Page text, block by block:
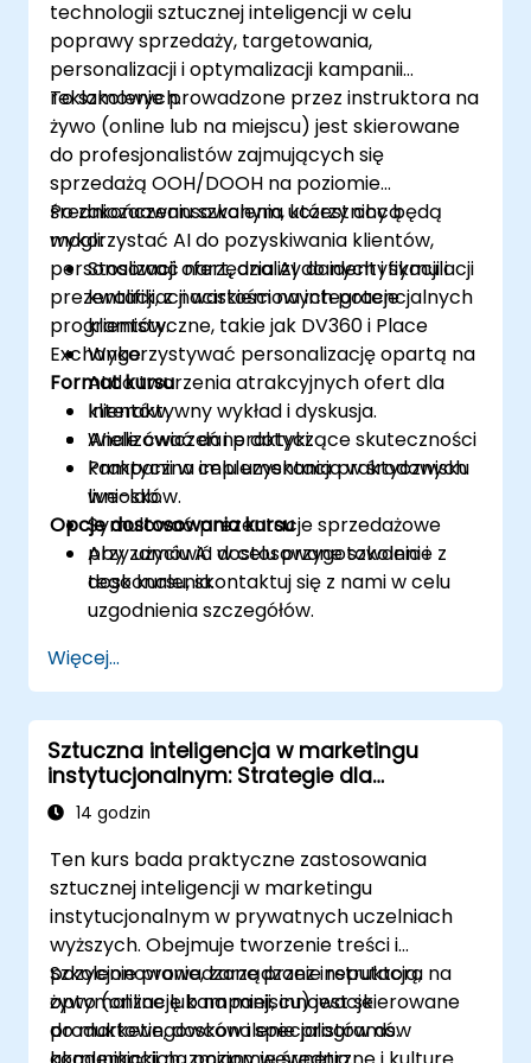
technologii sztucznej inteligencji w celu
poprawy sprzedaży, targetowania,
personalizacji i optymalizacji kampanii
reklamowych.
To szkolenie prowadzone przez instruktora na
żywo (online lub na miejscu) jest skierowane
do profesjonalistów zajmujących się
sprzedażą OOH/DOOH na poziomie
średniozaawansowanym, którzy chcą
wykorzystać AI do pozyskiwania klientów,
personalizacji ofert, analizy danych i symulacji
prezentacji, z naciskiem na integracje
programistyczne, takie jak DV360 i Place
Exchange.
Po zakończeniu szkolenia uczestnicy będą
mogli:
Stosować narzędzia AI do identyfikacji i
kwalifikacji wartościowych potencjalnych
klientów.
Wykorzystywać personalizację opartą na
AI do tworzenia atrakcyjnych ofert dla
klientów.
Analizować dane dotyczące skuteczności
kampanii w celu uzyskania praktycznych
wniosków.
Symulować prezentacje sprzedażowe
przy użyciu AI w celu przygotowania i
doskonalenia.
Format kursu
Interaktywny wykład i dyskusja.
Wiele ćwiczeń i praktyki.
Praktyczna implementacja w środowisku
live-lab.
Opcje dostosowania kursu
Aby zamówić dostosowane szkolenie z
tego kursu, skontaktuj się z nami w celu
uzgodnienia szczegółów.
Więcej...
Sztuczna inteligencja w marketingu
instytucjonalnym: Strategie dla
prywatnych uczelni wyższych
14 godzin
Ten kurs bada praktyczne zastosowania
sztucznej inteligencji w marketingu
instytucjonalnym w prywatnych uczelniach
wyższych. Obejmuje tworzenie treści i
pozycjonowanie, zarządzanie reputacją,
optymalizację kampanii, innowacje
produktowe, doskonalenie programów
Szkolenie prowadzone przez instruktora na
żywo (online lub na miejscu) jest skierowane
do marketingowców i specjalistów ds.